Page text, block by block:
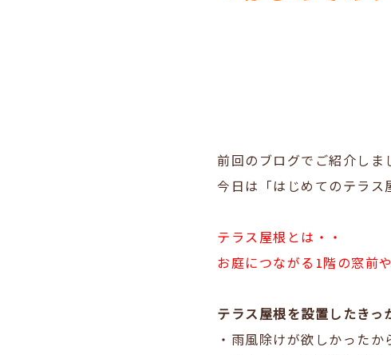
前回のブログでご紹介しま
今日は「はじめてのテラ
テラス屋根とは・・
お庭につながる1階の窓前
テラス屋根を設置したきっ
・雨風除けが欲しかったか